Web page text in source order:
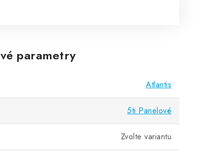
parametry
Atlantis
5ti Panelové
Zvolte variantu